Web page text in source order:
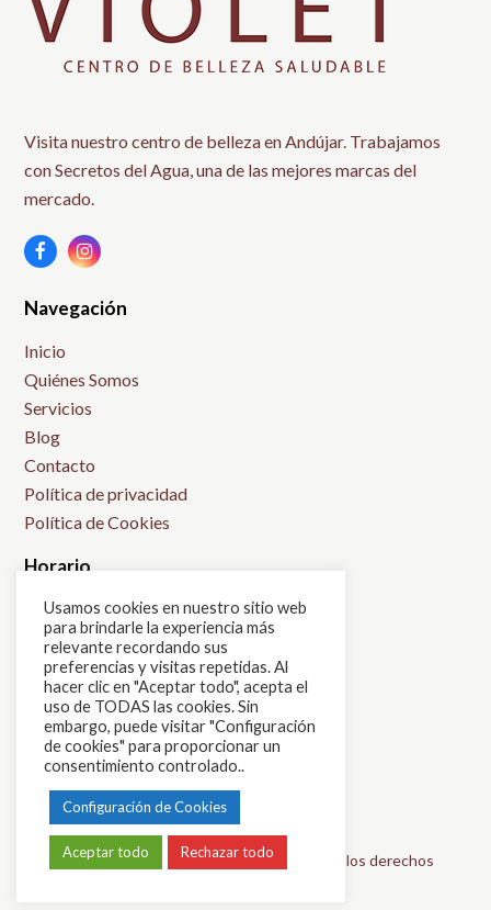
Visita nuestro centro de belleza en Andújar. Trabajamos
con Secretos del Agua, una de las mejores marcas del
mercado.
FacebookInstagram
Navegación
Inicio
Quiénes Somos
Servicios
Blog
Contacto
Política de privacidad
Política de Cookies
Horario
L: 9:00h-14:00h
M: 15:00h-21:00h
X: 9:00h-14:00h
J: 15:00h-21:00h
V: 9:30h-20:30h
S: 9:00h-14:00h
© 2026 - Violet Centro de Belleza | Todos los derechos
Usamos cookies en nuestro sitio web
para brindarle la experiencia más
relevante recordando sus
preferencias y visitas repetidas. Al
hacer clic en "Aceptar todo", acepta el
uso de TODAS las cookies. Sin
embargo, puede visitar "Configuración
de cookies" para proporcionar un
consentimiento controlado..
Configuración de Cookies
Aceptar todo Rechazar todo